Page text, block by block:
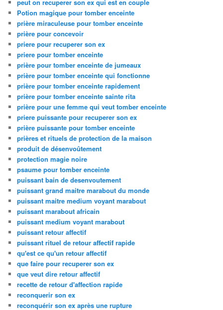
peut on recuperer son ex qui est en couple
Potion magique pour tomber enceinte
prière miraculeuse pour tomber enceinte
prière pour concevoir
priere pour recuperer son ex
priere pour tomber enceinte
prière pour tomber enceinte de jumeaux
prière pour tomber enceinte qui fonctionne
prière pour tomber enceinte rapidement
prière pour tomber enceinte sainte rita
prière pour une femme qui veut tomber enceinte
priere puissante pour recuperer son ex
prière puissante pour tomber enceinte
prières et rituels de protection de la maison
produit de désenvoûtement
protection magie noire
psaume pour tomber enceinte
puissant bain de desenvoutement
puissant grand maitre marabout du monde
puissant maitre medium voyant marabout
puissant marabout africain
puissant medium voyant marabout
puissant retour affectif
puissant rituel de retour affectif rapide
qu'est ce qu'un retour affectif
que faire pour recuperer son ex
que veut dire retour affectif
recette de retour d'affection rapide
reconquerir son ex
reconquérir son ex après une rupture